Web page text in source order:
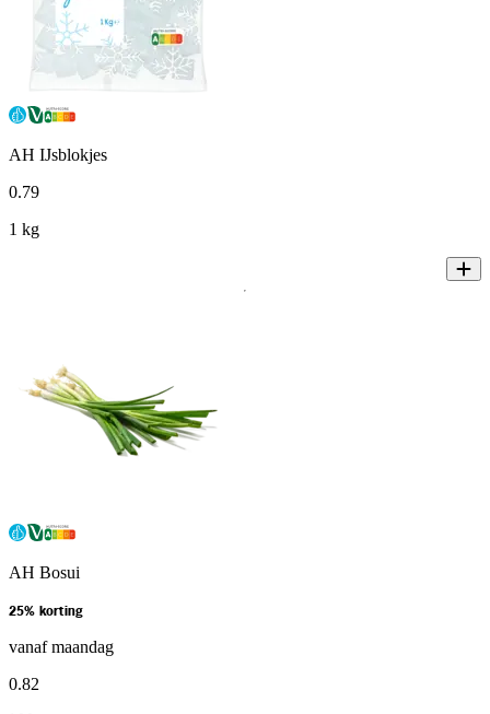
AH IJsblokjes
0.79
1 kg
AH Bosui
25% korting
vanaf maandag
0.82